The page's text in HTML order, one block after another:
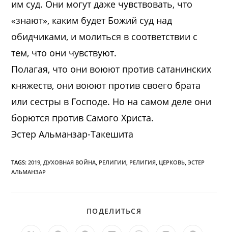
им суд. Они могут даже чувствовать, что
«знают», каким будет Божий суд над
обидчиками, и молиться в соответствии с
тем, что они чувствуют.
Полагая, что они воюют против сатанинских
княжеств, они воюют против своего брата
или сестры в Господе. Но на самом деле они
борются против Самого Христа.
Эстер Альманзар-Такешита
TAGS:2019 ДУХОВНАЯ ВОЙНА РЕЛИГИИ РЕЛИГИЯ ЦЕРКОВЬ ЭСТЕР
АЛЬМАНЗАР
ПОДЕЛИТЬСЯ